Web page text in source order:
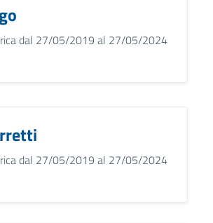
dal 27/05/2019 al 27/05/2024
dal 27/05/2019 al 27/05/2024